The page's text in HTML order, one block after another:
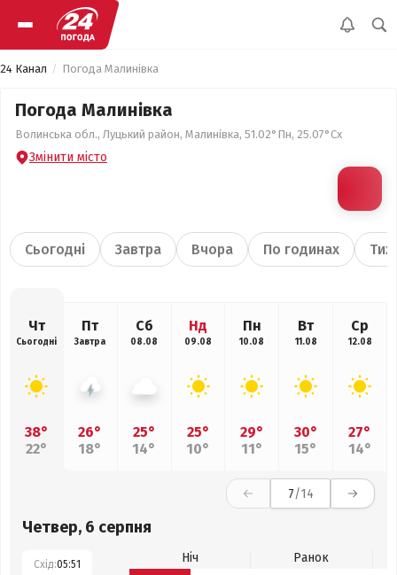
24 Канал Погода Малинівка
Погода Малинівка
Волинська обл., Луцький район, Малинівка, 51.02°Пн, 25.07°Сх
Змінити місто
Сьогодні Завтра Вчора По годинах
Чт
Сьогодні
38°
22°
Пт
Завтра
26°
18°
Сб
08.08
25°
14°
Нд
09.08
25°
10°
Пн
10.08
29°
11°
Вт
11.08
30°
15°
Ср
12.08
27°
14°
7/14
Четвер, 6 серпня
Схід:05:51 Ніч
Ранок